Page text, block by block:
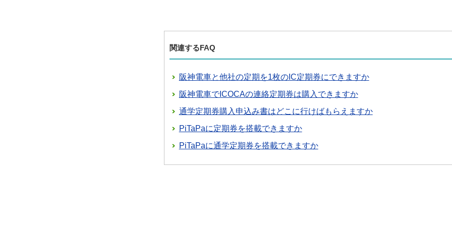
関連するFAQ
阪神電車と他社の定期を1枚のIC定期券にできますか
阪神電車でICOCAの連絡定期券は購入できますか
通学定期券購入申込み書はどこに行けばもらえますか
PiTaPaに定期券を搭載できますか
PiTaPaに通学定期券を搭載できますか